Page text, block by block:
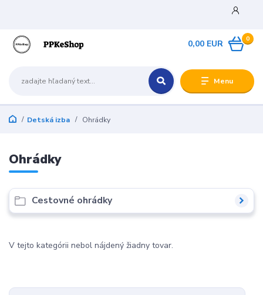
Menu
0
0,00 EUR
Detská izba Ohrádky
Ohrádky
Cestovné ohrádky
V tejto kategórii nebol nájdený žiadny tovar.